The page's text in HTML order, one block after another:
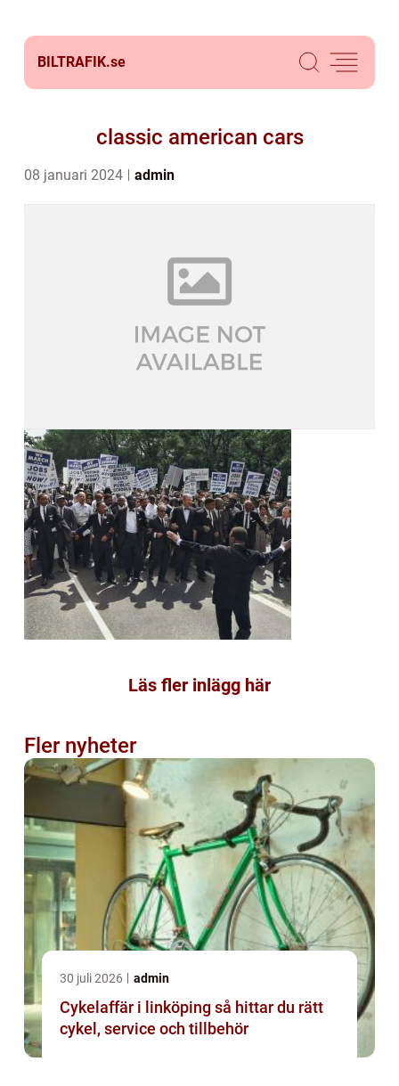
BILTRAFIK.se
classic american cars
08 januari 2024 admin
Läs fler inlägg här
Fler nyheter
30 juli 2026 admin
Cykelaffär i linköping så hittar du rätt
cykel, service och tillbehör